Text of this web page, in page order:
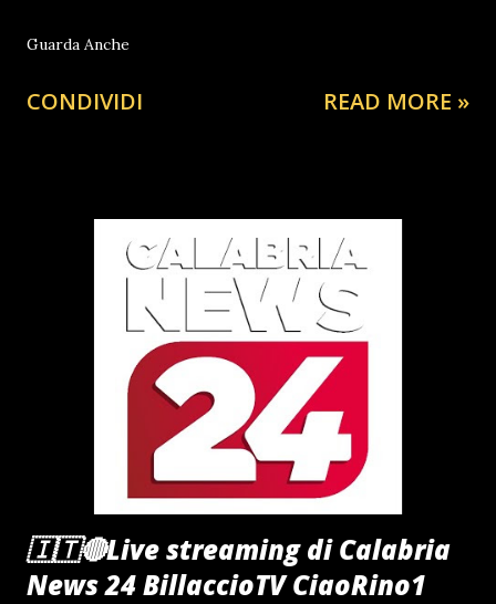
Guarda Anche
CONDIVIDI READ MORE »
🇮🇹🔴Live streaming di Calabria
News 24 BillaccioTV CiaoRino1